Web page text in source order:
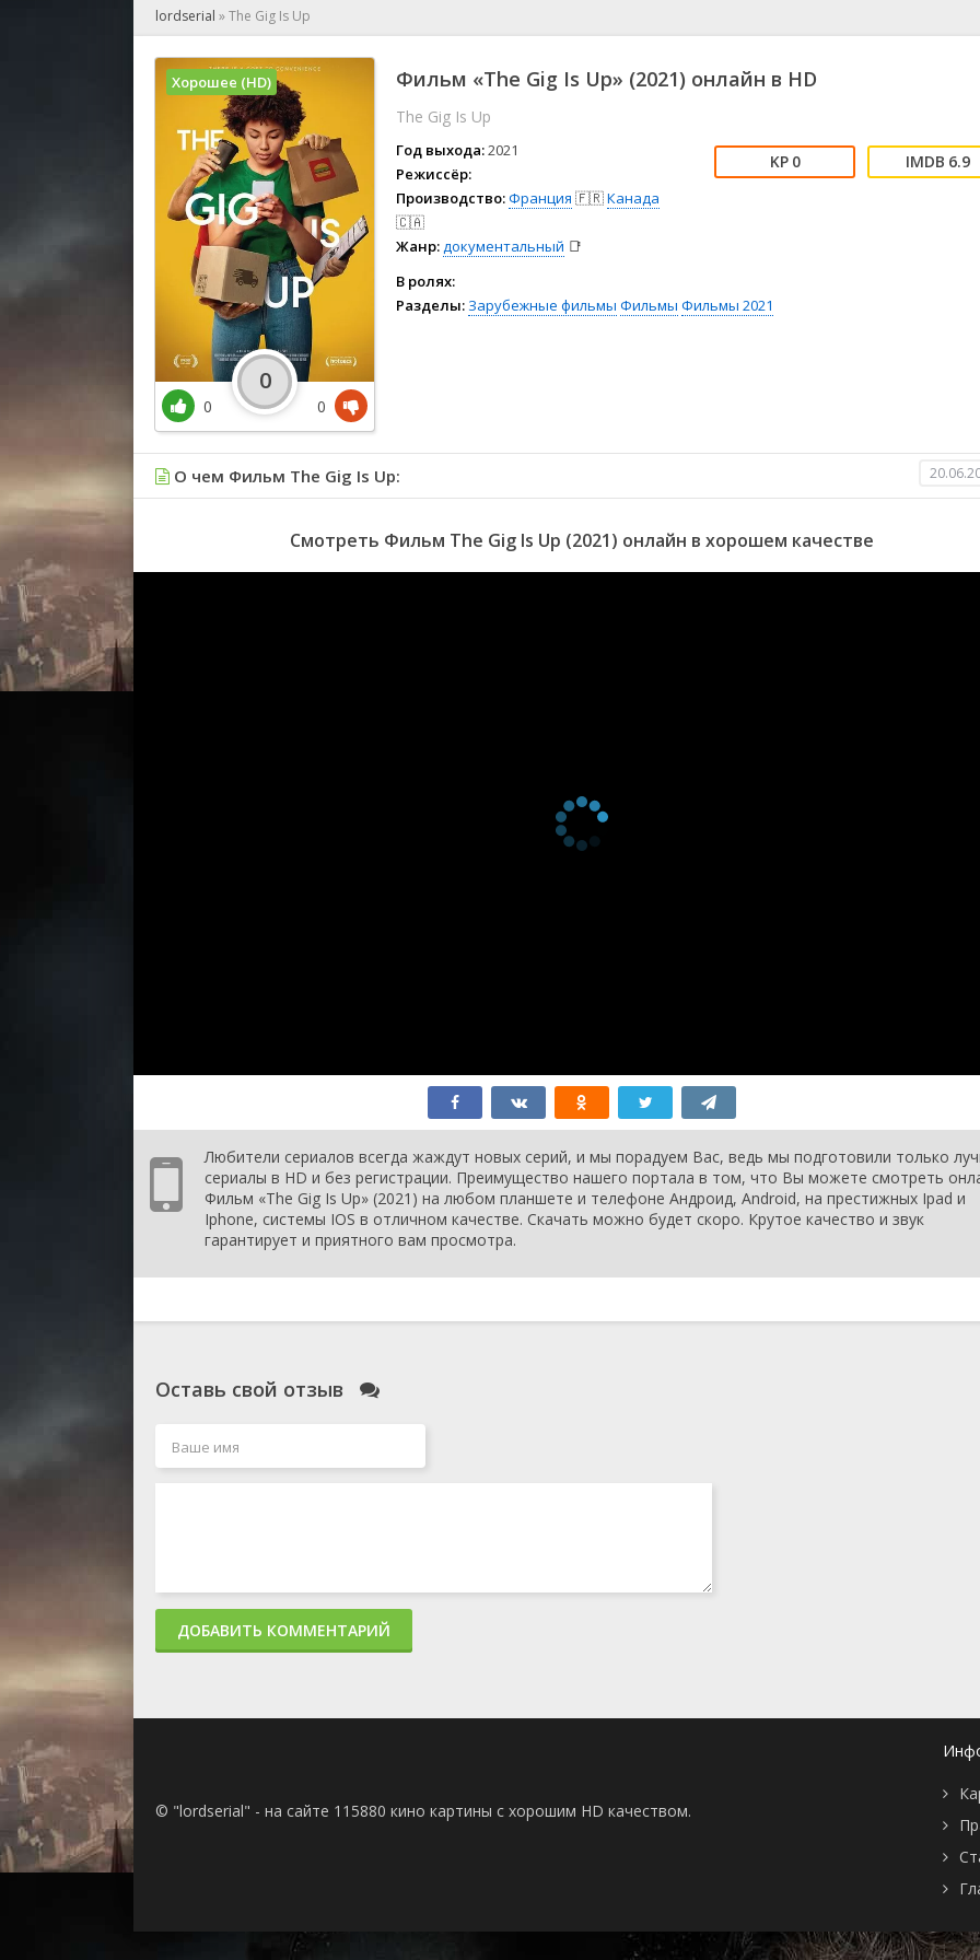
🕺 Мюзикл
👨‍💼 Новости
👨‍💻 Реальное тв
🎤 Ток-шоу
😱 Ужасы
🧙‍♀️ Фантастика
🤠 Фильм-нуар
🧝‍♂️ Фэнтези
🏅 Церемония
lordserial »The Gig Is Up
Фильм «The Gig Is Up» (2021) онлайн в HD
The Gig Is Up
Год выхода:2021
Режиссёр:
Производство:Франция 🇫🇷Канада
🇨🇦
Жанр:документальный 📑
0 6.9
В ролях:
Разделы: Зарубежные фильмы Фильмы Фильмы 2021
Хорошее (HD)
0
0
0
О чем Фильм The Gig Is Up:
Смотреть Фильм The Gig Is Up (2021) онлайн в хорошем качестве
Любители сериалов всегда жаждут новых серий, и мы порадуем Вас, ведь мы подготовили только
сериалы в HD и без регистрации. Преимущество нашего портала в том, что Вы можете смотреть
Фильм «The Gig Is Up» (2021) на любом планшете и телефоне Андроид, Android, на престижных Ipad и
Iphone, системы IOS в отличном качестве. Скачать можно будет скоро. Крутое качество и звук
гарантирует и приятного вам просмотра.
Оставь свой отзыв
ДОБАВИТЬ КОММЕНТАРИЙ
© "lordserial" - на сайте 115880 кино картины с хорошим HD качеством.